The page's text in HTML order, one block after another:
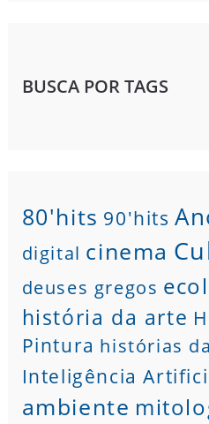
BUSCA POR TAGS
80'hits 90'hits
digital cinema
deuses gregos
história da arte
Pintura histórias
Inteligência
ambiente